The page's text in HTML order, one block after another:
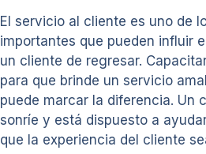
El servicio al cliente es uno de
importantes que pueden influir
un cliente de regresar.
para que brinde un servicio
puede marcar la diferencia. Un
sonríe y está dispuesto a
que la experiencia del cliente